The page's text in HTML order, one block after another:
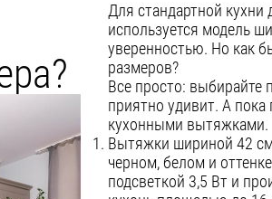
Для стандартной
используется модель
уверенностью. Но как
размеров?
Все просто: выбирайте
приятно удивит. А
кухонными вытяжками.
Вытяжки шириной 42
черном, белом и
подсветкой 3,5 Вт и